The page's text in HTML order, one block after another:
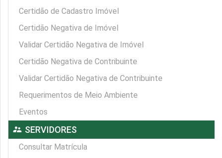
Certidão de Cadastro Imóvel
Certidão Negativa de Imóvel
Validar Certidão Negativa de Imóvel
Certidão Negativa de Contribuinte
Validar Certidão Negativa de Contribuinte
Requerimentos de Meio Ambiente
Eventos
supervisor_account SERVIDORES
Consultar Matrícula